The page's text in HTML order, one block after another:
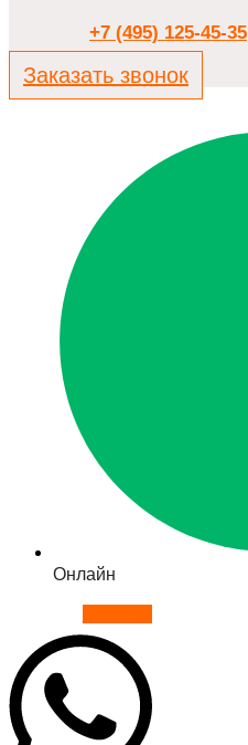
+7 (495) 125-45-35
Заказать звонок
Онлайн